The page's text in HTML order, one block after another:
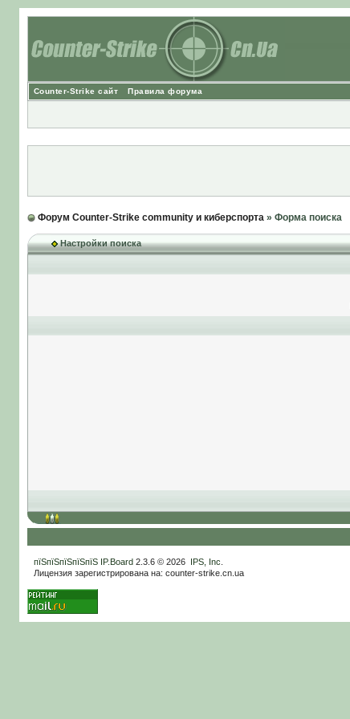
Counter-Strike сайт Правила форума
Форум Counter-Strike community и киберспорта» Форма поиска
Настройки поиска
пїЅпїЅпїЅпїЅпїЅ IP.Board2.3.6 © 2026 IPS, Inc
Лицензия зарегистрирована на: counter-strike.cn.ua